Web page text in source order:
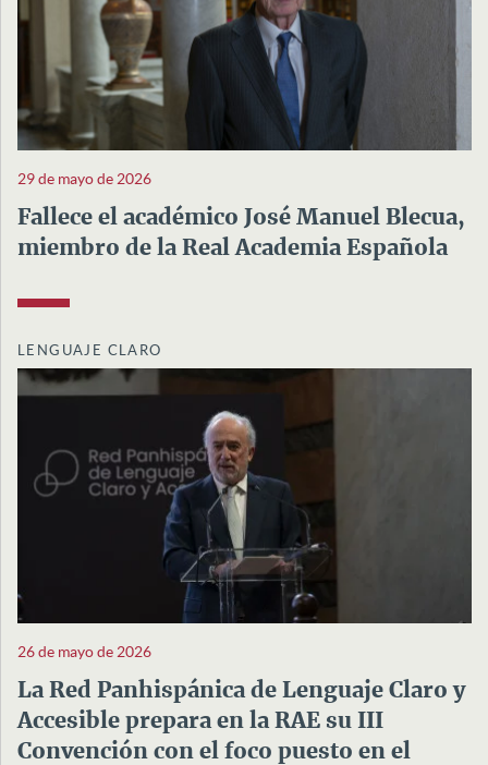
29 de mayo de 2026
Fallece el académico José Manuel Blecua,
miembro de la Real Academia Española
LENGUAJE CLARO
26 de mayo de 2026
La Red Panhispánica de Lenguaje Claro y
Accesible prepara en la RAE su III
Convención con el foco puesto en el